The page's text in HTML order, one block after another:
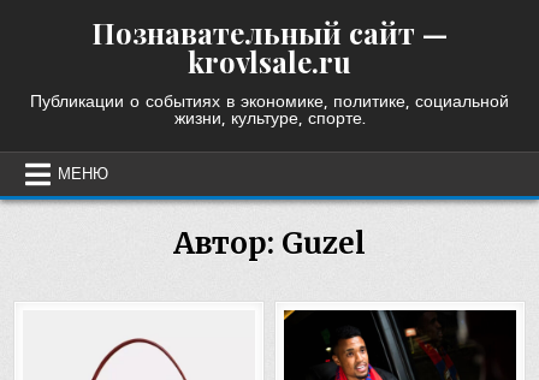
Познавательный сайт —
krovlsale.ru
Публикации о событиях в экономике, политике, социальной
жизни, культуре, спорте.
МЕНЮ
Автор: Guzel